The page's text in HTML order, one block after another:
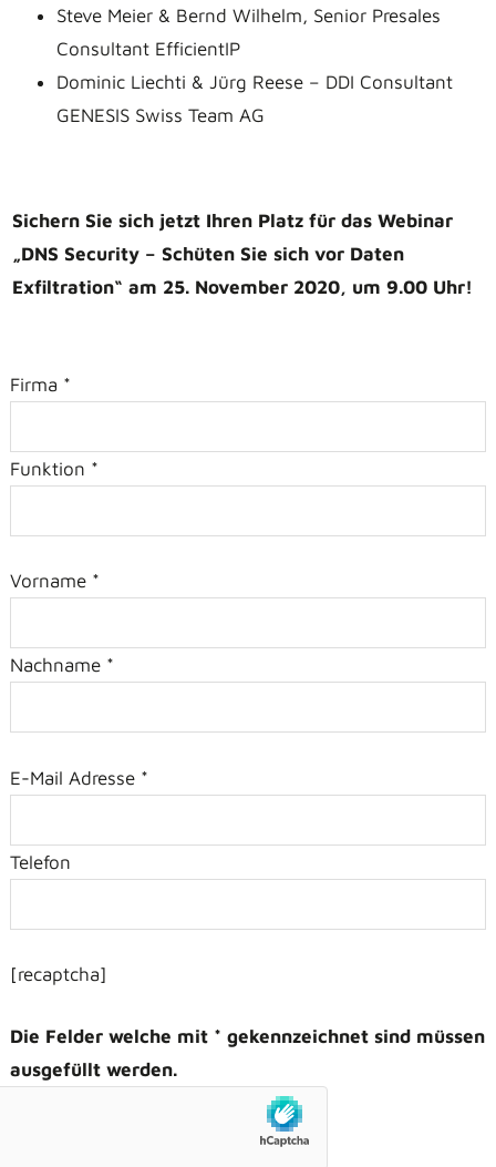
Steve Meier & Bernd Wilhelm, Senior Presales
Consultant EfficientIP
Dominic Liechti & Jürg Reese – DDI Consultant
GENESIS Swiss Team AG
Sichern Sie sich jetzt Ihren Platz für das Webinar
„DNS Security – Schüten Sie sich vor Daten
Exfiltration“ am 25. November 2020, um 9.00 Uhr!
Firma *
Funktion *
Vorname *
Nachname *
E-Mail Adresse *
Telefon
[recaptcha]
Die Felder welche mit * gekennzeichnet sind müssen
ausgefüllt werden.